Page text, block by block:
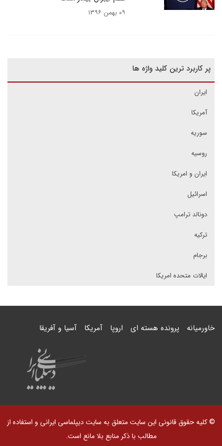
۰۹ بهمن ۱۳۹۶
پر کاربرد ترین کلید واژه ها
ایران
آمریکا
سوریه
روسیه
ایران و امریکا
اسرائیل
دونالد ترامپ
ترکیه
برجام
ایالات متحده امریکا
خاورمیانه پرونده هسته ای اروپا آمریکا آسیا و آفریقا
© کلیه حقوق قانونی این سایت متعلق به سایت دیپلماسی ایرانی و استفاده از
مطالب با ذکر منابع بلا مانع است.